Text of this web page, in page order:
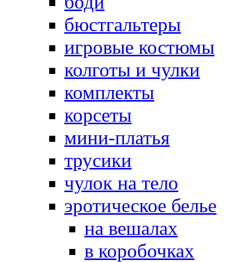
бюстгальтеры
игровые костюмы
колготы и чулки
комплекты
корсеты
мини-платья
трусики
чулок на тело
эротическое белье
на вешалах
в коробочках